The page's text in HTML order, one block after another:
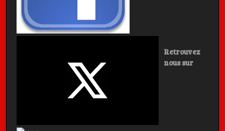
Retrouvez
nous sur